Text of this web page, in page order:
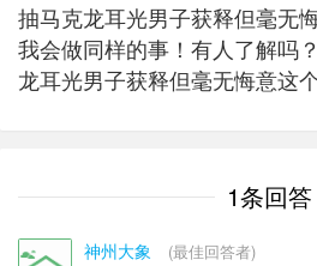
抽马克龙耳光男子获释但毫无
我会做同样的事！有人了解吗
龙耳光男子获释但毫无悔意这
1条回答
神州大象
(最佳回答者)